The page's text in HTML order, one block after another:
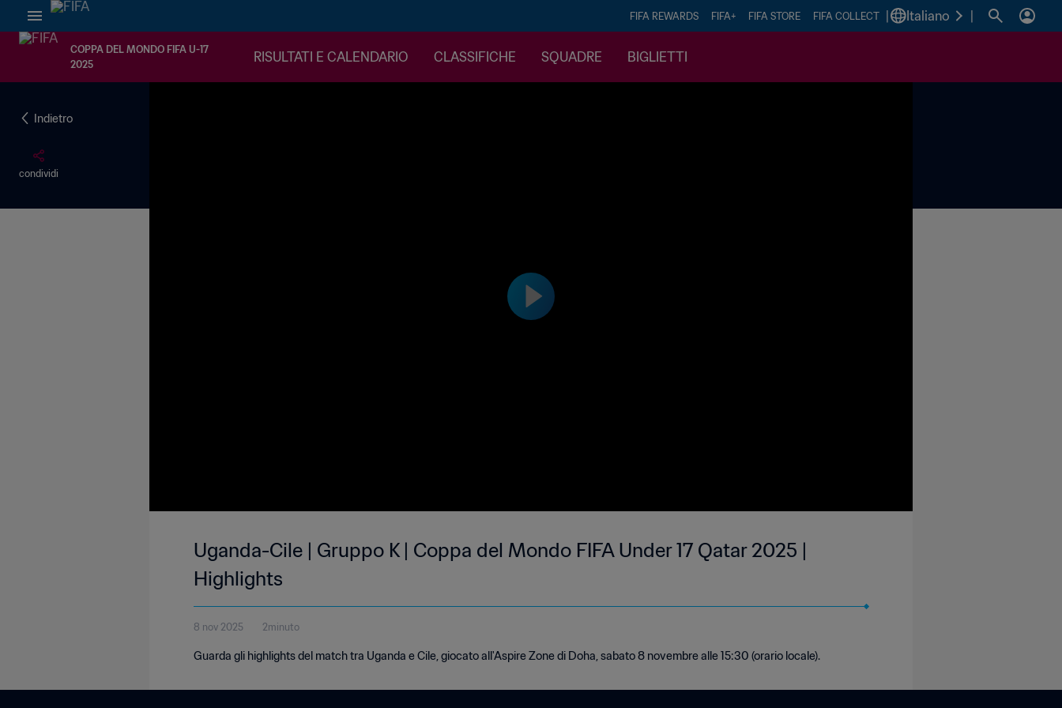
FIFA REWARDS FIFA+ FIFA STORE FIFA COLLECT Italiano
COPPA DEL MONDO FIFA U-17
2025
RISULTATI E CALENDARIO CLASSIFICHE SQUADRE BIGLIETTI
Indietro
condividi
Uganda-Cile | Gruppo K | Coppa del Mondo FIFA Under 17 Qatar 2025 |
Highlights
8 nov 2025 2minuto
Guarda gli highlights del match tra Uganda e Cile, giocato all'Aspire Zone di Doha, sabato 8 novembre alle 15:30 (orario locale).